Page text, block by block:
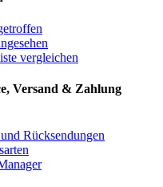
vergleichen
Versand & Zahlung
Rücksendungen